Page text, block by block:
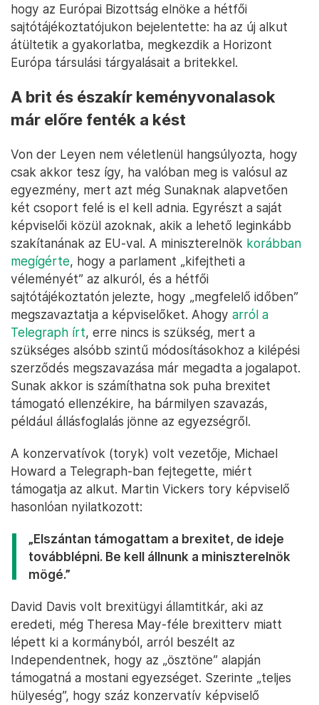
hogy az Európai Bizottság elnöke a hétfői
sajtótájékoztatójukon bejelentette: ha az új alkut
átültetik a gyakorlatba, megkezdik a Horizont
Európa társulási tárgyalásait a britekkel.
A brit és északír keményvonalasok
már előre fenték a kést
Von der Leyen nem véletlenül hangsúlyozta, hogy
csak akkor tesz így, ha valóban meg is valósul az
egyezmény, mert azt még Sunaknak alapvetően
két csoport felé is el kell adnia. Egyrészt a saját
képviselői közül azoknak, akik a lehető leginkább
szakítanának az EU-val. A miniszterelnök korábban
megígérte, hogy a parlament „kifejtheti a
véleményét” az alkuról, és a hétfői
sajtótájékoztatón jelezte, hogy „megfelelő időben”
megszavaztatja a képviselőket. Ahogy arról a
Telegraph írt, erre nincs is szükség, mert a
szükséges alsóbb szintű módosításokhoz a kilépési
szerződés megszavazása már megadta a jogalapot.
Sunak akkor is számíthatna sok puha brexitet
támogató ellenzékire, ha bármilyen szavazás,
például állásfoglalás jönne az egyezségről.
A konzervatívok (toryk) volt vezetője, Michael
Howard a Telegraph-ban fejtegette, miért
támogatja az alkut. Martin Vickers tory képviselő
hasonlóan nyilatkozott:
„Elszántan támogattam a brexitet, de ideje
továbblépni. Be kell állnunk a miniszterelnök
mögé.”
David Davis volt brexitügyi államtitkár, aki az
eredeti, még Theresa May-féle brexitterv miatt
lépett ki a kormányból, arról beszélt az
Independentnek, hogy az „ösztöne” alapján
támogatná a mostani egyezséget. Szerinte „teljes
hülyeség”, hogy száz konzervatív képviselő